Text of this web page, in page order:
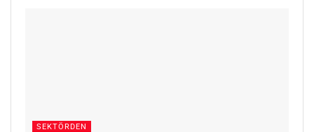
SEKTÖRDEN